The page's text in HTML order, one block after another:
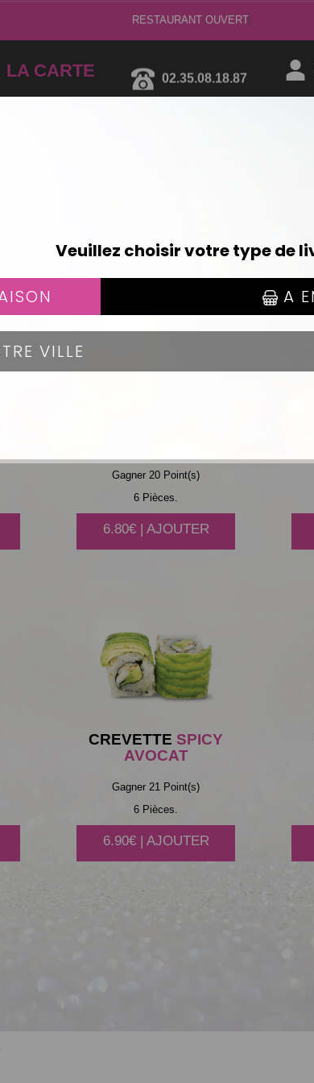
RESTAURAN
LA CARTE
AVOCAT ROLL'S
Gagner 20 Point(s)
6 Pièces.
6.80€ | AJOUTER
CREVETTE SPICY
AVOCAT
Gagner 21 Point(s)
6 Pièces.
6.90€ | AJOUTER